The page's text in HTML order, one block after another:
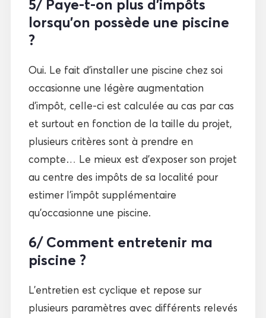
5/ Paye-t-on plus d’impôts
lorsqu’on possède une piscine
?
Oui. Le fait d’installer une piscine chez soi
occasionne une légère augmentation
d’impôt, celle-ci est calculée au cas par cas
et surtout en fonction de la taille du projet,
plusieurs critères sont à prendre en
compte… Le mieux est d’exposer son projet
au centre des impôts de sa localité pour
estimer l’impôt supplémentaire
qu’occasionne une piscine.
6/ Comment entretenir ma
piscine ?
L’entretien est cyclique et repose sur
plusieurs paramètres avec différents relevés